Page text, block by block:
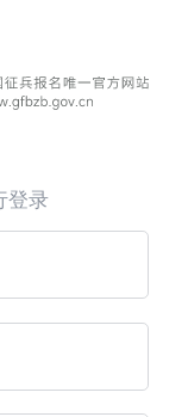
登录